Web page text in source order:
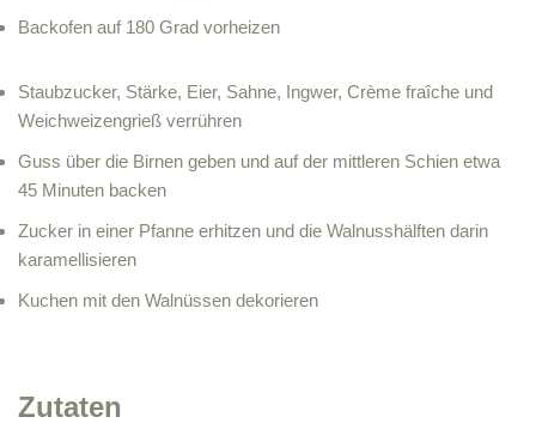
Backofen auf 180 Grad vorheizen
Staubzucker, Stärke, Eier, Sahne, Ingwer, Crème fraîche und
Weichweizengrieß verrühren
Guss über die Birnen geben und auf der mittleren Schien etwa
45 Minuten backen
Zucker in einer Pfanne erhitzen und die Walnusshälften darin
karamellisieren
Kuchen mit den Walnüssen dekorieren
Zutaten